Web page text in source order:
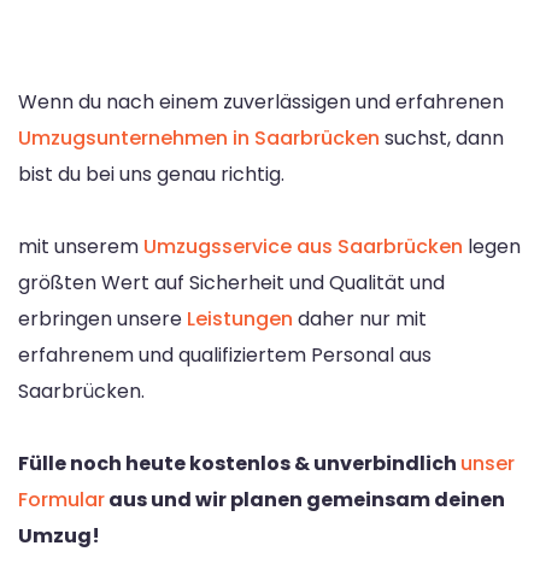
Wenn du nach einem zuverlässigen und erfahrenen
Umzugsunternehmen in Saarbrücken suchst, dann
bist du bei uns genau richtig.
mit unserem Umzugsservice aus Saarbrücken legen
größten Wert auf Sicherheit und Qualität und
erbringen unsere Leistungen daher nur mit
erfahrenem und qualifiziertem Personal aus
Saarbrücken.
Fülle noch heute kostenlos & unverbindlich unser
Formularaus und wir planen gemeinsam deinen
Umzug!